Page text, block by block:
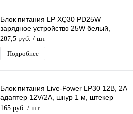
Блок питания LP XQ30 PD25W
зарядное устройство 25W белый,
вход Type-C, с кабелем Type-C - Type-
C
287,5 руб. / шт
Подробнее
Блок питания Live-Power LP30 12В, 2A
адаптер 12V/2A, шнур 1 м, штекер
5.5*2,5 мм
165 руб. / шт